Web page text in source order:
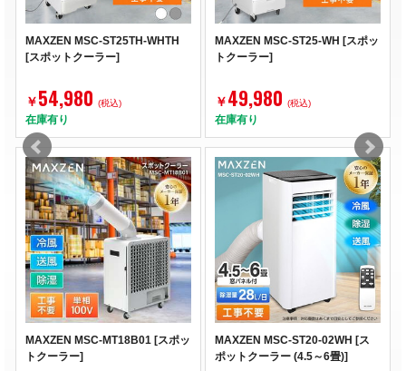
MAXZEN MSC-ST25TH-WHTH
[スポットクーラー]
￥54,980 (税込)
在庫有り
MAXZEN MSC-ST25-WH [スポッ
トクーラー]
￥49,980 (税込)
在庫有り
MAXZEN MSC-MT18B01 [スポッ
トクーラー]
MAXZEN MSC-ST20-02WH [ス
ポットクーラー (4.5～6畳)]